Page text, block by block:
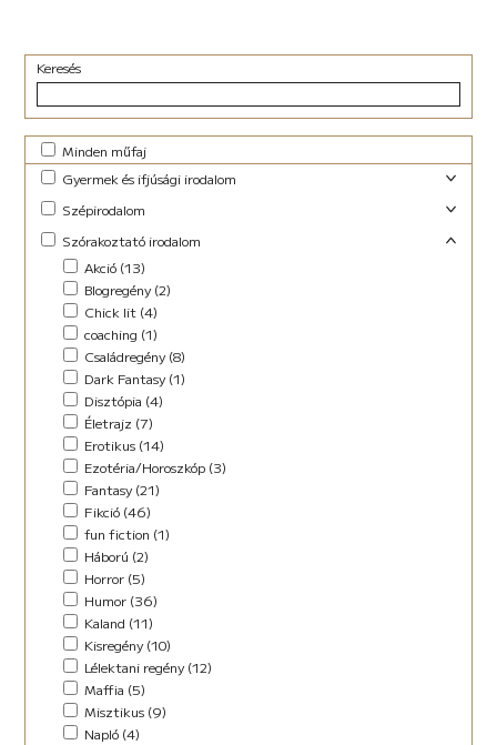
Keresés
Minden műfaj
Gyermek és ifjúsági irodalom
Foglalkoztató (29)
Ifjúsági (Young Adult) (47)
Lányregény (7)
Mese (141)
New Adult (9)
Novella (4)
Vers (27)
Szépirodalom
Családregény (3)
Novella (10)
Regény (13)
Szociodráma (2)
Vers (36)
Szórakoztató irodalom
Akció (13)
Blogregény (2)
Chick lit (4)
coaching (1)
Családregény (8)
Dark Fantasy (1)
Disztópia (4)
Életrajz (7)
Erotikus (14)
Ezotéria/Horoszkóp (3)
Fantasy (21)
Fikció (46)
fun fiction (1)
Háború (2)
Horror (5)
Humor (36)
Kaland (11)
Kisregény (10)
Lélektani regény (12)
Maffia (5)
Misztikus (9)
Napló (4)